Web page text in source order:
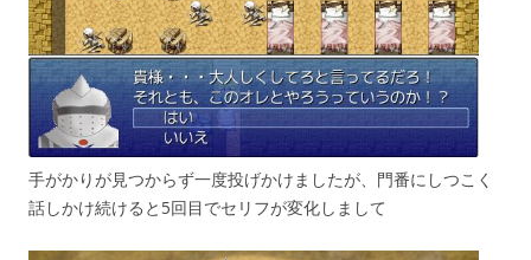
手がかりが見つからず一度投げかけましたが、門番にしつこく
話しかけ続けると5回目でセリフが変化しまして